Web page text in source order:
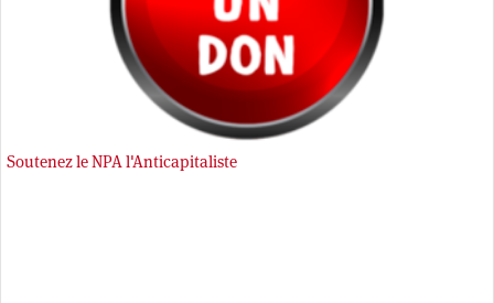
Soutenez le NPA l'Anticapitaliste